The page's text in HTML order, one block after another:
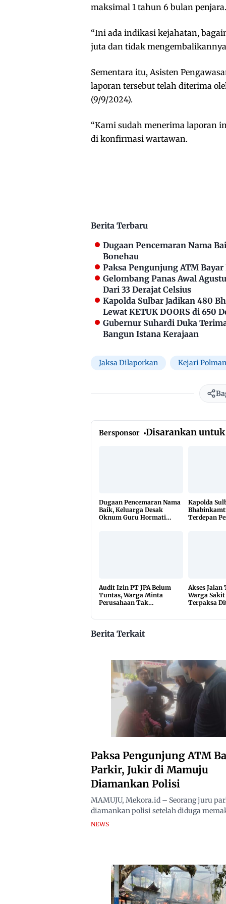
maksimal 1 tahun 6 bulan penjara.
“Ini ada indikasi kejahatan,
juta dan tidak
Sementara itu, Asisten
laporan tersebut telah diterima
(9/9/2024).
“Kami sudah menerima laporan
di konfirmasi wartawan.
Berita Terbaru
Dugaan Pencemaran Nama
Bonehau
Paksa Pengunjung ATM
Gelombang Panas Awal
Dari 33 Derajat Celsius
Kapolda Sulbar Jadikan 480
Lewat KETUK DOORS di 650
Gubernur Suhardi Duka
Bangun Istana Kerajaan
Jaksa Dilaporkan Kejari Polman
Bersponsor Disarankan untuk
Dugaan Pencemaran Nama
Baik, Keluarga Desak
Oknum Guru Hormati
Kapolda
Terdepan
Audit Izin PT JPA Belum
Tuntas, Warga Minta
Perusahaan Tak
Akses Jalan
Warga
Terpaksa
Berita Terkait
Paksa Pengunjung ATM
Parkir, Jukir di Mamuju
Diamankan Polisi
MAMUJU, Mekora.id – Seorang juru
diamankan polisi setelah diduga
NEWS